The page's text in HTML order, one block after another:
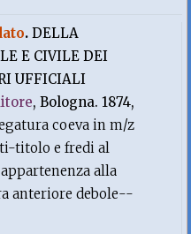
.DELLA
E CIVILE DEI
UFFICIALI
, Bologna. 1874,
coeva in m/z
titolo e fredi al
alla
anteriore debole--